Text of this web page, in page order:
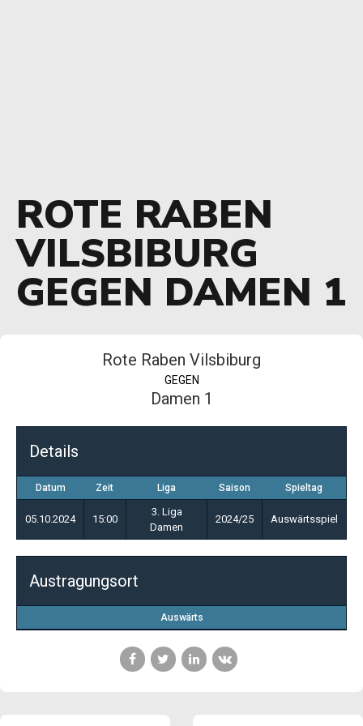
ROTE RABEN
VILSBIBURG
GEGEN DAMEN 1
Rote Raben Vilsbiburg
GEGEN
Damen 1
Details
Datum Zeit Liga Saison Spieltag
05.10.2024 15:00
3. Liga
Damen
2024/25 Auswärtsspiel
Austragungsort
Auswärts